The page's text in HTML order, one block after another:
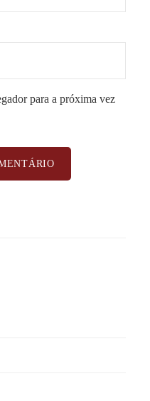
para a próxima vez